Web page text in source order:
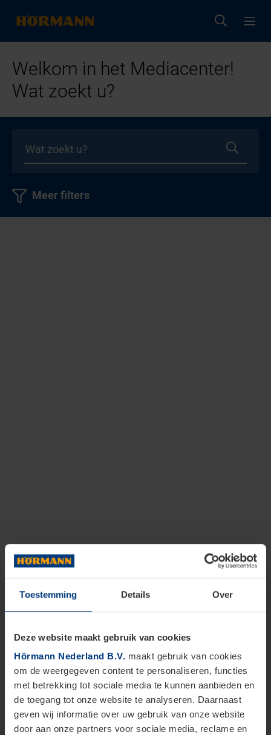
Toestemming Details Over
Deze website maakt gebruik van cookies
Hörmann Nederland B.V. maakt gebruik van cookies
om de weergegeven content te personaliseren, functies
met betrekking tot sociale media te kunnen aanbieden en
de toegang tot onze website te analyseren. Daarnaast
geven wij informatie over uw gebruik van onze website
door aan onze partners voor sociale media, reclame en
Welkom in het Mediacenter!
Wat zoekt u?
Meer filters